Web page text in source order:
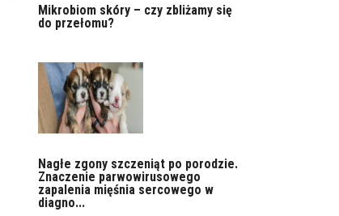
Mikrobiom skóry – czy zbliżamy się
do przełomu?
Nagłe zgony szczeniąt po porodzie.
Znaczenie parwowirusowego
zapalenia mięśnia sercowego w
diagno...